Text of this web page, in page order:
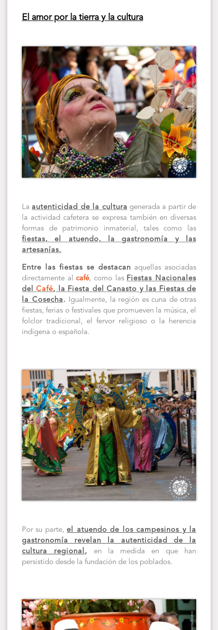
El amor por la tierra y la cultura
Laautenticidad de la cultura generada a partir de
la actividad cafetera se expresa también en diversas
formas de patrimonio inmaterial, tales como las
fiestas, el atuendo, la gastronomía y las
artesanías.
Entre las fiestas se destacan aquellas asociadas
directamente alcafé, como las Fiestas Nacionales
delCafé, la Fiesta del Canasto y las Fiestas de
la Cosecha. Igualmente, la región es cuna de otras
fiestas, ferias o festivales que promueven la música, el
folclor tradicional, el fervor religioso o la herencia
indígena o española.
Por su parte,el atuendo de los campesinos y la
gastronomía revelan la autenticidad de la
cultura regional , en la medida en que han
persistido desde la fundación de los poblados.